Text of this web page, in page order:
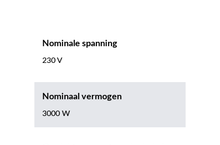
Nominale spanning
230 V
Nominaal vermogen
3000 W